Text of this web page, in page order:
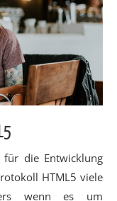
für die Entwicklung
HTML5 viele
wenn es um